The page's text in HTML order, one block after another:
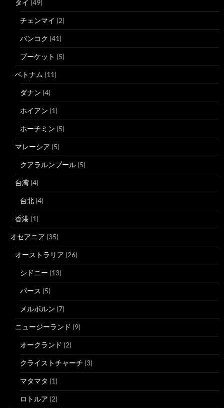
タイ (49)
チェンマイ (2)
バンコク (41)
プーケット (5)
ベトナム (11)
ダナン (4)
ホイアン (1)
ホーチミン (5)
マレーシア (5)
クアラルンプール (5)
台湾 (4)
台北 (4)
香港 (1)
オセアニア (35)
オーストラリア (26)
シドニー (13)
パース (5)
メルボルン (7)
ニュージーランド (9)
オークランド (2)
クライストチャーチ (3)
マタマタ (1)
ロトルア (2)